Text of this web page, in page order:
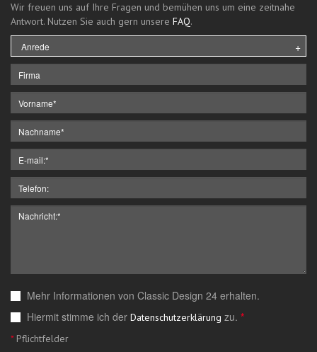
Wir freuen uns auf Ihre Fragen und bemühen uns um eine zeitnahe
Antwort. Nutzen Sie auch gern unsere FAQ.
Mehr Informationen von Classic Design 24 erhalten.
Hiermit stimme ich der Datenschutzerklärung zu. *
*Pflichtfelder